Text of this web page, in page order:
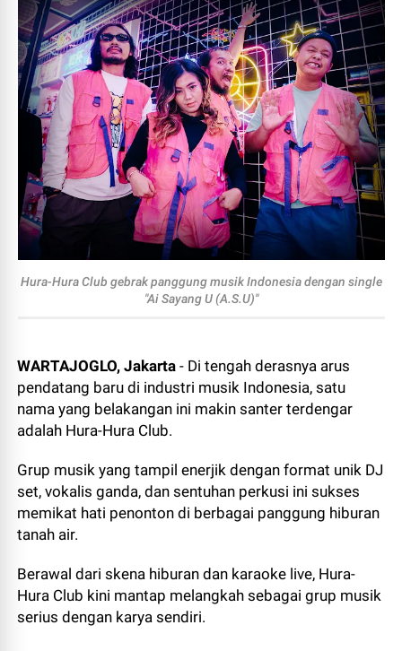
Hura-Hura Club gebrak panggung musik Indonesia dengan single
"Ai Sayang U (A.S.U)"
WARTAJOGLO, Jakarta- Di tengah derasnya arus
pendatang baru di industri musik Indonesia, satu
nama yang belakangan ini makin santer terdengar
adalah Hura-Hura Club.
Grup musik yang tampil enerjik dengan format unik DJ
set, vokalis ganda, dan sentuhan perkusi ini sukses
memikat hati penonton di berbagai panggung hiburan
tanah air.
Berawal dari skena hiburan dan karaoke live, Hura-
Hura Club kini mantap melangkah sebagai grup musik
serius dengan karya sendiri.